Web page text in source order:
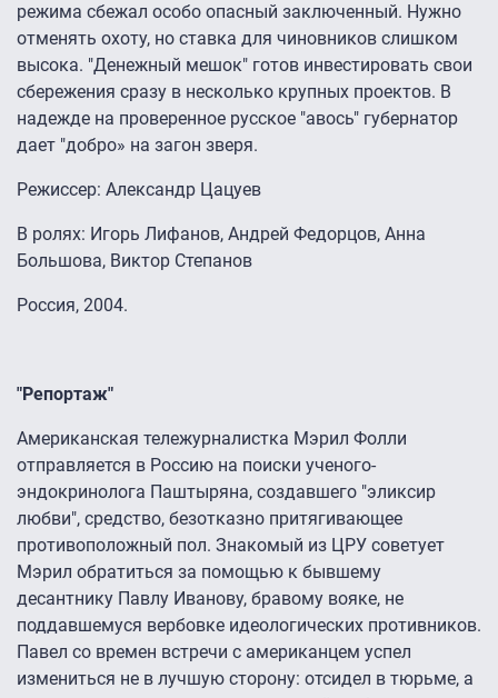
режима сбежал особо опасный заключенный. Нужно
отменять охоту, но ставка для чиновников слишком
высока. "Денежный мешок" готов инвестировать свои
сбережения сразу в несколько крупных проектов. В
надежде на проверенное русское "авось" губернатор
дает "добро» на загон зверя.
Режиссер: Александр Цацуев
В ролях: Игорь Лифанов, Андрей Федорцов, Анна
Большова, Виктор Степанов
Россия, 2004.
"Репортаж"
Американская тележурналистка Мэрил Фолли
отправляется в Россию на поиски ученого-
эндокринолога Паштыряна, создавшего "эликсир
любви", средство, безотказно притягивающее
противоположный пол. Знакомый из ЦРУ советует
Мэрил обратиться за помощью к бывшему
десантнику Павлу Иванову, бравому вояке, не
поддавшемуся вербовке идеологических противников.
Павел со времен встречи с американцем успел
измениться не в лучшую сторону: отсидел в тюрьме, а